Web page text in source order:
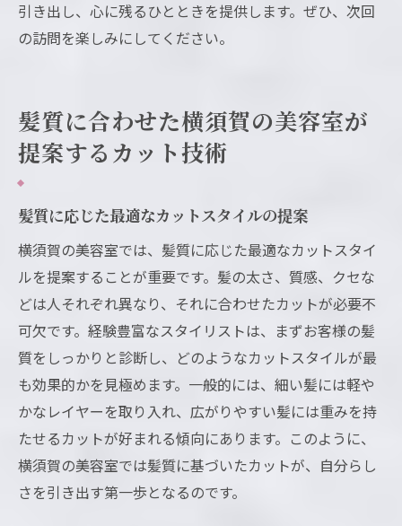
引き出し、心に残るひとときを提供します。ぜひ、次回
の訪問を楽しみにしてください。
髪質に合わせた横須賀の美容室が
提案するカット技術
髪質に応じた最適なカットスタイルの提案
横須賀の美容室では、髪質に応じた最適なカットスタイ
ルを提案することが重要です。髪の太さ、質感、クセな
どは人それぞれ異なり、それに合わせたカットが必要不
可欠です。経験豊富なスタイリストは、まずお客様の髪
質をしっかりと診断し、どのようなカットスタイルが最
も効果的かを見極めます。一般的には、細い髪には軽や
かなレイヤーを取り入れ、広がりやすい髪には重みを持
たせるカットが好まれる傾向にあります。このように、
横須賀の美容室では髪質に基づいたカットが、自分らし
さを引き出す第一歩となるのです。